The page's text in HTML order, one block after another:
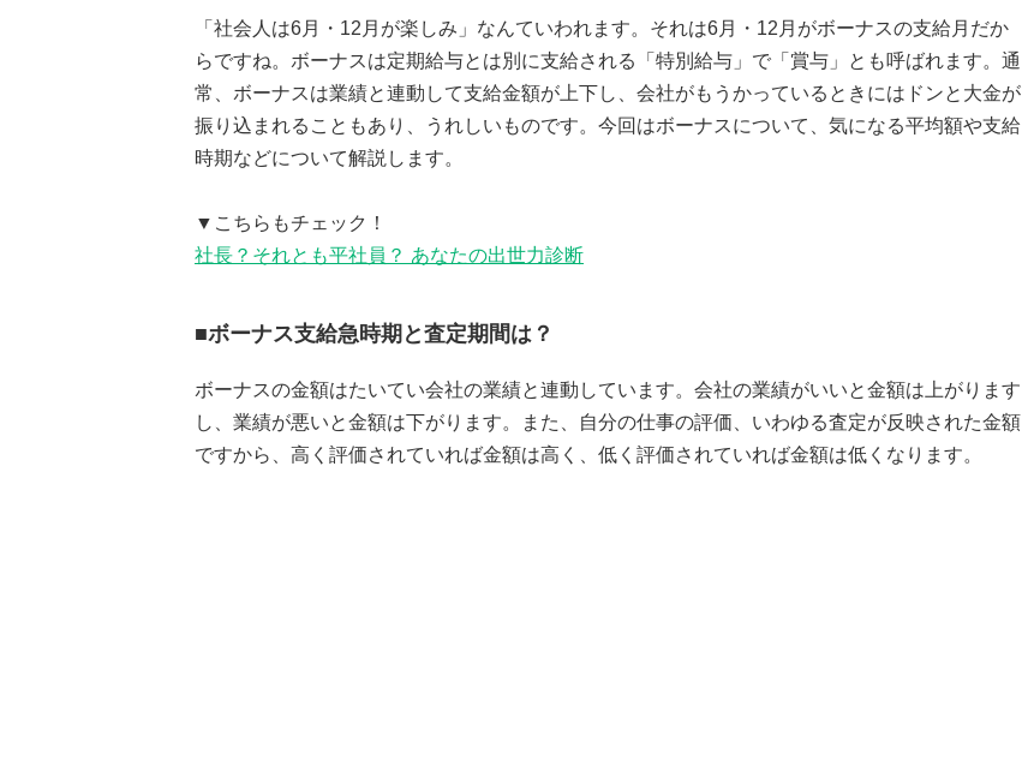
「社会人は6月・12月が楽しみ」なんていわれます。それは6月・12月がボーナスの支給月だか
らですね。ボーナスは定期給与とは別に支給される「特別給与」で「賞与」とも呼ばれます。通
常、ボーナスは業績と連動して支給金額が上下し、会社がもうかっているときにはドンと大金が
振り込まれることもあり、うれしいものです。今回はボーナスについて、気になる平均額や支給
時期などについて解説します。
▼こちらもチェック！
社長？それとも平社員？ あなたの出世力診断
■ボーナス支給急時期と査定期間は？
ボーナスの金額はたいてい会社の業績と連動しています。会社の業績がいいと金額は上がります
し、業績が悪いと金額は下がります。また、自分の仕事の評価、いわゆる査定が反映された金額
ですから、高く評価されていれば金額は高く、低く評価されていれば金額は低くなります。